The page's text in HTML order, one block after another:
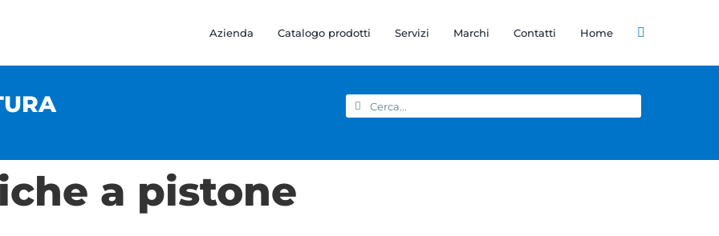
Azienda Catalogo prodotti Servizi Marchi Contatti Home
Cerca
per:
a pistone